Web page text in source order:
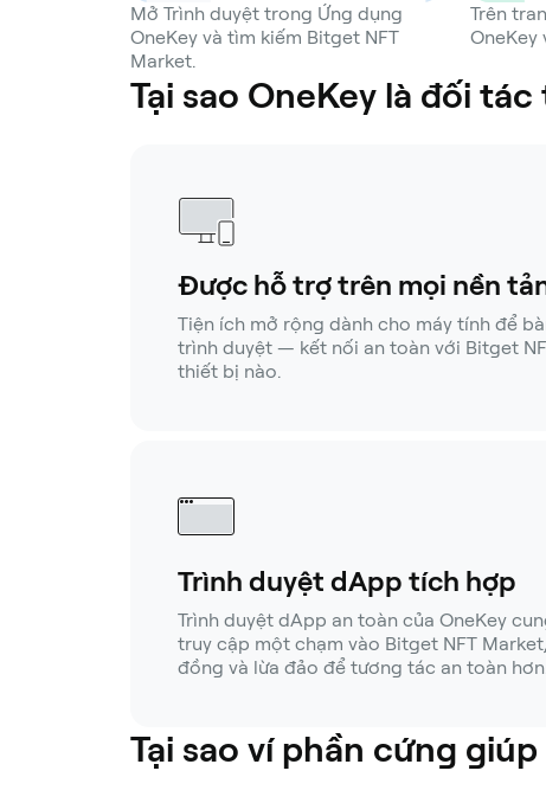
Mở Trình duyệt trong Ứng dụng
OneKey và tìm kiếm Bitget NFT
Market.
Trên
OneKey
Tại sao OneKey là đối
Được hỗ trợ trên mọi nền
Tiện ích mở rộng dành cho máy tính để
trình duyệt — kết nối an toàn với Bitget
thiết bị nào.
Trình duyệt dApp tích hợp
Trình duyệt dApp an toàn của OneKey
truy cập một chạm vào Bitget NFT
đồng và lừa đảo để tương tác an toàn hơn.
Tại sao ví phần cứng